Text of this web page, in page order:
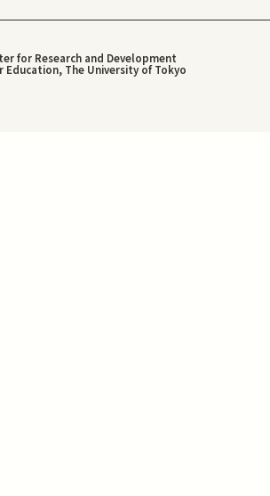
for Research and Development
Education, The University of Tokyo